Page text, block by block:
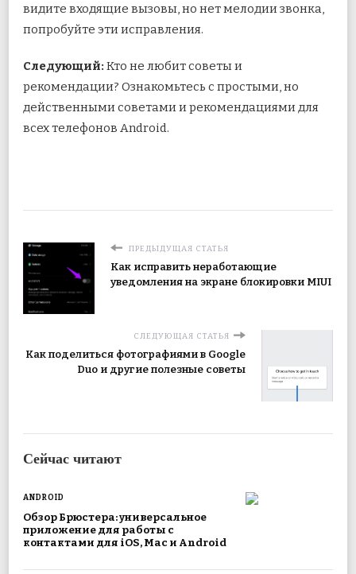
видите входящие вызовы, но нет мелодии звонка,
попробуйте эти исправления.
Следующий: Кто не любит советы и
рекомендации? Ознакомьтесь с простыми, но
действенными советами и рекомендациями для
всех телефонов Android.
ПРЕДЫДУЩАЯ СТАТЬЯ
Как исправить неработающие
уведомления на экране блокировки MIUI
СЛЕДУЮЩАЯ СТАТЬЯ
Как поделиться фотографиями в Google
Duo и другие полезные советы
Сейчас читают
ANDROID
Обзор Брюстера: универсальное
приложение для работы с
контактами для iOS, Mac и Android